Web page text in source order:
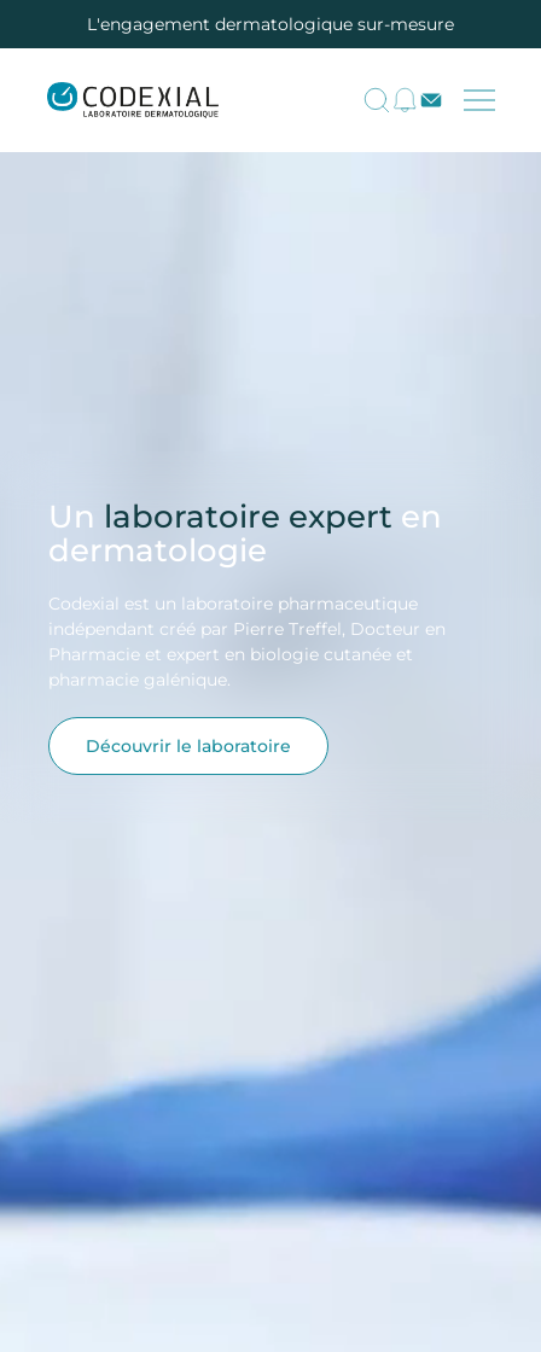
L'engagement dermatologique sur-mesure
Un laboratoire expert en
dermatologie
Codexial est un laboratoire pharmaceutique
indépendant créé par Pierre Treffel, Docteur en
Pharmacie et expert en biologie cutanée et
pharmacie galénique.
Découvrir le laboratoire